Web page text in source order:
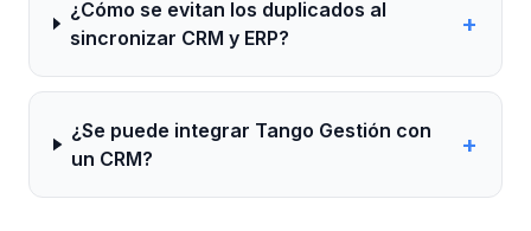
¿Cómo se evitan los duplicados al
sincronizar CRM y ERP?
+
¿Se puede integrar Tango Gestión con
un CRM?
+